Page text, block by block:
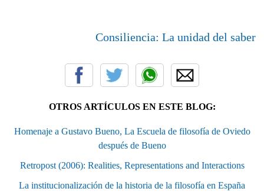
Consiliencia: La unidad del saber
OTROS ARTÍCULOS EN ESTE BLOG:
Homenaje a Gustavo Bueno, La Escuela de filosofía de Oviedo
después de Bueno
Retropost (2006): Realities, Representations and Interactions
La institucionalización de la historia de la filosofía en España